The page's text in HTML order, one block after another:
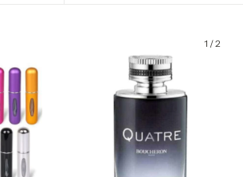
1 /2